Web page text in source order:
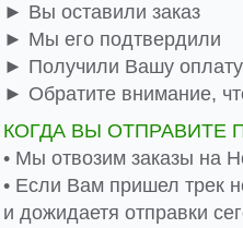
► Вы оставили заказ
► Мы его подтвердили
► Получили Вашу
► Обратите внимание,
КОГДА ВЫ ОТПРАВИТЕ
• Мы отвозим заказы на
• Если Вам пришел трек
и дожидаетя отправки